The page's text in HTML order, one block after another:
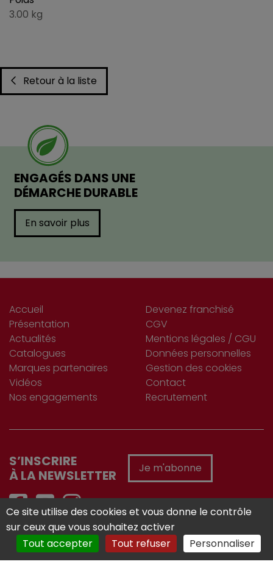
3.00 kg
Retour à la liste
ENGAGÉS DANS UNE
DÉMARCHE DURABLE
En savoir plus
Accueil
Présentation
Actualités
Catalogues
Marques partenaires
Vidéos
Nos engagements
Devenez franchisé
CGV
Mentions légales / CGU
Données personnelles
Gestion des cookies
Contact
Recrutement
S’INSCRIRE
À LA NEWSLETTER
Je m'abonne
Réalisé avec :
Ce site utilise des cookies et vous donne le contrôle
sur ceux que vous souhaitez activer
Tout accepter
Tout refuser Personnaliser